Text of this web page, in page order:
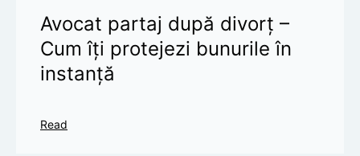
Avocat partaj după divorț –
Cum îți protejezi bunurile în
instanță
Read